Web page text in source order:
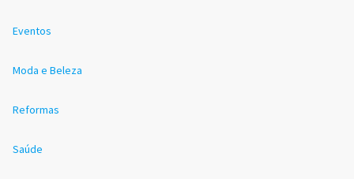
Eventos
Moda e Beleza
Reformas
Saúde